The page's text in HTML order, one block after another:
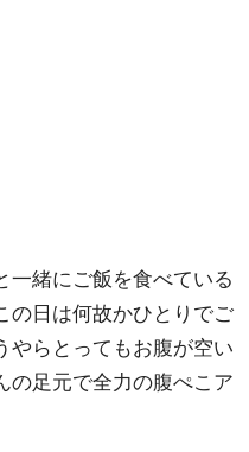
一緒にご飯を食べている
の日は何故かひとりでご
やらとってもお腹が空い
の足元で全力の腹ぺこア